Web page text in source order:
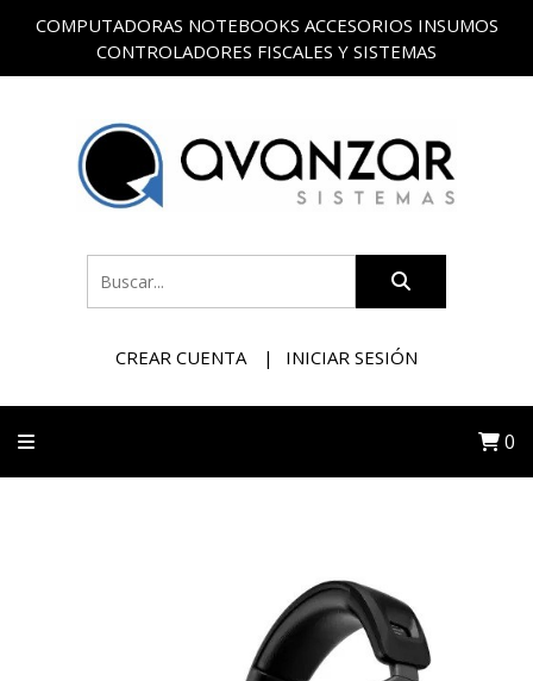
COMPUTADORAS NOTEBOOKS ACCESORIOS INSUMOS
CONTROLADORES FISCALES Y SISTEMAS
CREAR CUENTA INICIAR SESIÓN
0